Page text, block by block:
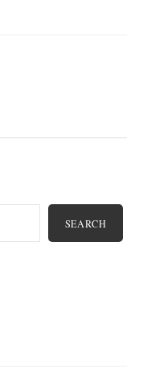
SEARCH